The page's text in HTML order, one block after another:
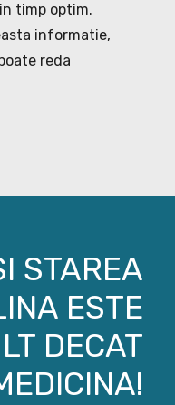
timp optim.
informatie,
reda
STAREA
ESTE
DECAT